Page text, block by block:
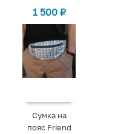
1 500 ₽
Сумка на
пояс Friend